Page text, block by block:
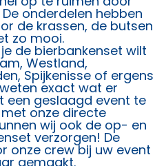
onderdelen hebben
de krassen, de butsen
zo mooi.
de bierbankenset wilt
Westland,
Spijkenisse of ergens
exact wat er
een geslaagd event te
onze directe
wij ook de op- en
verzorgen! De
onze crew bij uw event
gemaakt.